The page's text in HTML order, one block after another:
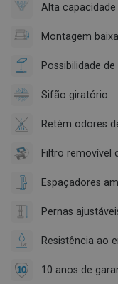
Alta capacidade
Montagem baixa
Possibilidade
Sifão giratório
Retém odores
Filtro removível
Espaçadores
Pernas
Resistência ao
10 anos de